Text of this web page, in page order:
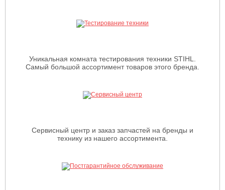
Уникальная комната тестирования техники STIHL.
Самый большой ассортимент товаров этого бренда.
Сервисный центр и заказ запчастей на бренды и
технику из нашего ассортимента.